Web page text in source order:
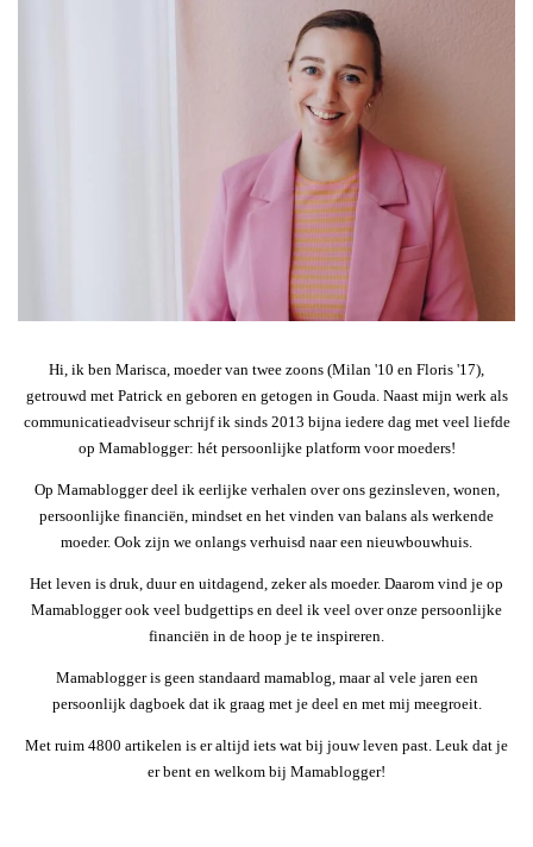
Hi, ik ben Marisca, moeder van twee zoons (Milan '10 en Floris '17),
getrouwd met Patrick en geboren en getogen in Gouda. Naast mijn werk als
communicatieadviseur schrijf ik sinds 2013 bijna iedere dag met veel liefde
op Mamablogger: hét persoonlijke platform voor moeders!
Op Mamablogger deel ik eerlijke verhalen over ons gezinsleven, wonen,
persoonlijke financiën, mindset en het vinden van balans als werkende
moeder. Ook zijn we onlangs verhuisd naar een nieuwbouwhuis.
Het leven is druk, duur en uitdagend, zeker als moeder. Daarom vind je op
Mamablogger ook veel budgettips en deel ik veel over onze persoonlijke
financiën in de hoop je te inspireren.
Mamablogger is geen standaard mamablog, maar al vele jaren een
persoonlijk dagboek dat ik graag met je deel en met mij meegroeit.
Met ruim 4800 artikelen is er altijd iets wat bij jouw leven past. Leuk dat je
er bent en welkom bij Mamablogger!